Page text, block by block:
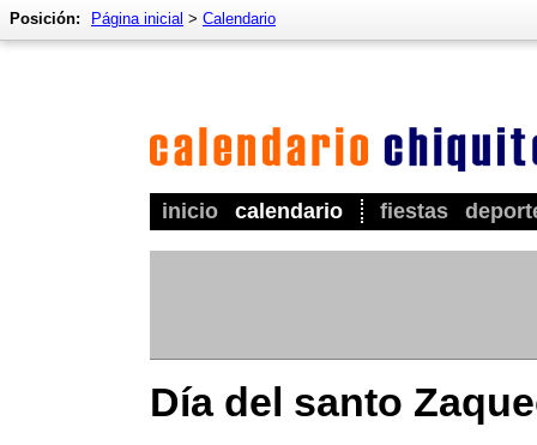
inicio calendario fiestas
Posición: Página inicial > Calendario
Día del santo